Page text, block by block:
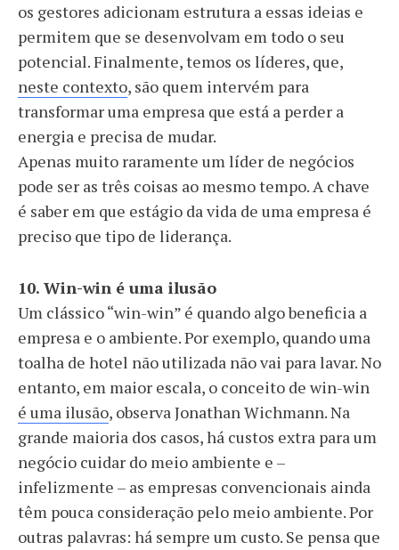
os gestores adicionam estrutura a essas ideias e
permitem que se desenvolvam em todo o seu
potencial. Finalmente, temos os líderes, que,
neste contexto, são quem intervém para
transformar uma empresa que está a perder a
energia e precisa de mudar.
Apenas muito raramente um líder de negócios
pode ser as três coisas ao mesmo tempo. A chave
é saber em que estágio da vida de uma empresa é
preciso que tipo de liderança.
10. Win-win é uma ilusão
Um clássico “win-win” é quando algo beneficia a
empresa e o ambiente. Por exemplo, quando uma
toalha de hotel não utilizada não vai para lavar. No
entanto, em maior escala, o conceito de win-win
é uma ilusão, observa Jonathan Wichmann. Na
grande maioria dos casos, há custos extra para um
negócio cuidar do meio ambiente e –
infelizmente – as empresas convencionais ainda
têm pouca consideração pelo meio ambiente. Por
outras palavras: há sempre um custo. Se pensa que